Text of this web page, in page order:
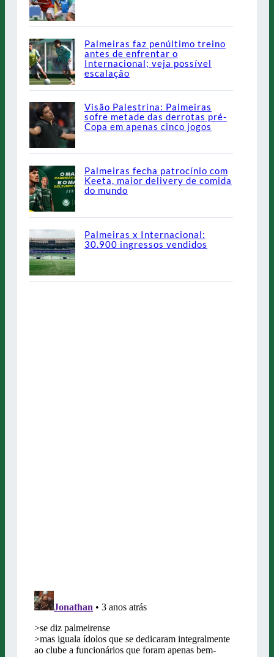
Palmeiras faz penúltimo treino
antes de enfrentar o
Internacional; veja possível
escalação
Visão Palestrina: Palmeiras
sofre metade das derrotas pré-
Copa em apenas cinco jogos
Palmeiras fecha patrocínio com
Keeta, maior delivery de comida
do mundo
Palmeiras x Internacional:
30.900 ingressos vendidos